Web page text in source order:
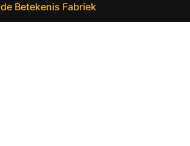
de Betekenis Fabriek